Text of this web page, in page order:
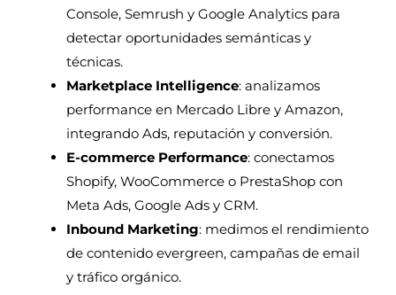
Console, Semrush y Google Analytics para
detectar oportunidades semánticas y
técnicas.
Marketplace Intelligence: analizamos
performance en Mercado Libre y Amazon,
integrando Ads, reputación y conversión.
E-commerce Performance: conectamos
Shopify, WooCommerce o PrestaShop con
Meta Ads, Google Ads y CRM.
Inbound Marketing: medimos el rendimiento
de contenido evergreen, campañas de email
y tráfico orgánico.